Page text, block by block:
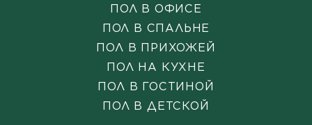
ПОЛ В ОФИСЕ
ПОЛ В СПАЛЬНЕ
ПОЛ В ПРИХОЖЕЙ
ПОЛ НА КУХНЕ
ПОЛ В ГОСТИНОЙ
ПОЛ В ДЕТСКОЙ